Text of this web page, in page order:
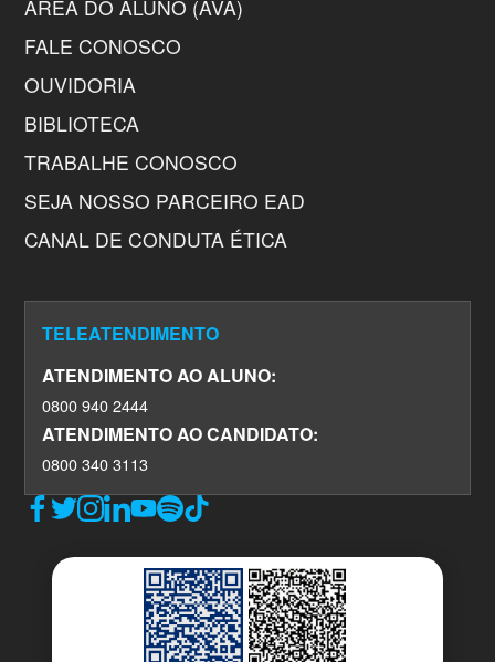
ÁREA DO ALUNO (AVA)
FALE CONOSCO
OUVIDORIA
BIBLIOTECA
TRABALHE CONOSCO
SEJA NOSSO PARCEIRO EAD
CANAL DE CONDUTA ÉTICA
TELEATENDIMENTO
ATENDIMENTO AO ALUNO:
0800 940 2444
ATENDIMENTO AO CANDIDATO:
0800 340 3113